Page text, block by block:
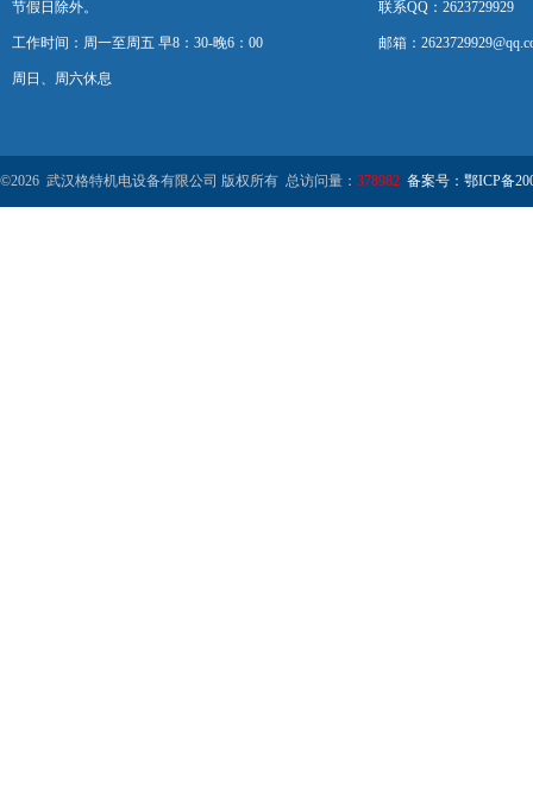
节假日除外。
工作时间：周一至周五 早8：30-晚6：00
周日、周六休息
联系QQ：2623729929
邮箱：
©2026 武汉格特机电设备有限公司 版权所有 总访问量： 378982 备案号：鄂ICP备